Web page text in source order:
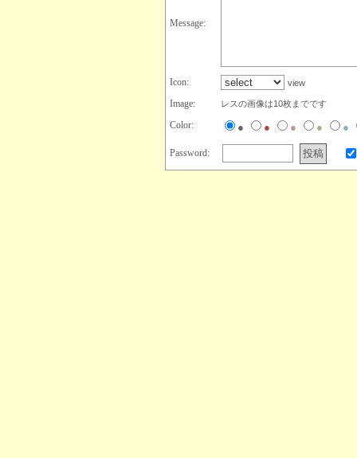
Message:
Icon: view
Image: レスの画像は10枚までです
Color: ● ● ● ● ●
Password: